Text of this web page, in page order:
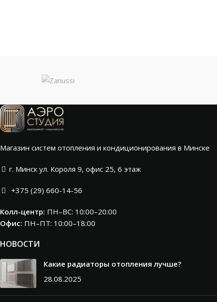
Магазин систем отопления и кондиционирования в Минске
г. Минск ул. Короля 9, офис 25, 6 этаж
+375 (29) 660-14-56
Колл-центр: ПН–ВС: 10:00–20:00​
Офис: ПН–ПТ: 10:00–18:00
НОВОСТИ
Какие радиаторы отопления лучше?
28.08.2025